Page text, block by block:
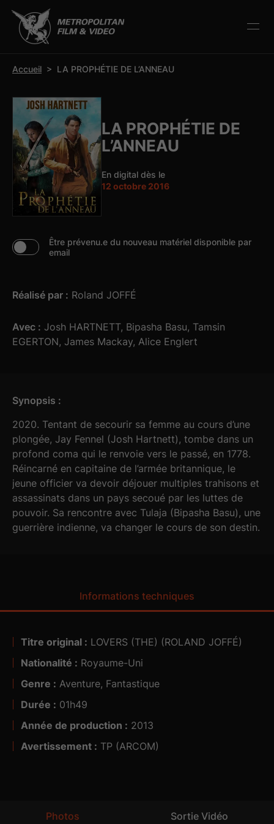
barre d’outils
Accueil > LA PROPHÉTIE DE L’ANNEAU
LA PROPHÉTIE DE
L’ANNEAU
En digital dès le
12 octobre 2016
Être prévenu.e du nouveau matériel disponible par
email
Réalisé par : Roland JOFFÉ
Avec : Josh HARTNETT, Bipasha Basu, Tamsin
EGERTON, James Mackay, Alice Englert
Synopsis :
2020. Tentant de secourir sa femme au cours d’une
plongée, Jay Fennel (Josh Hartnett), tombe dans un
profond coma qui le renvoie vers le passé, en 1778.
Réincarné en capitaine de l’armée britannique, le
jeune officier va devoir déjouer multiples trahisons et
assassinats dans un pays secoué par les luttes de
pouvoir. Sa rencontre avec Tulaja (Bipasha Basu), une
guerrière indienne, va changer le cours de son destin.
Informations techniques
Titre original : LOVERS (THE) (ROLAND JOFFÉ)
Nationalité : Royaume-Uni
Genre : Aventure, Fantastique
Durée : 01h49
Année de production : 2013
Avertissement : TP (ARCOM)
Photos Sortie Vidéo